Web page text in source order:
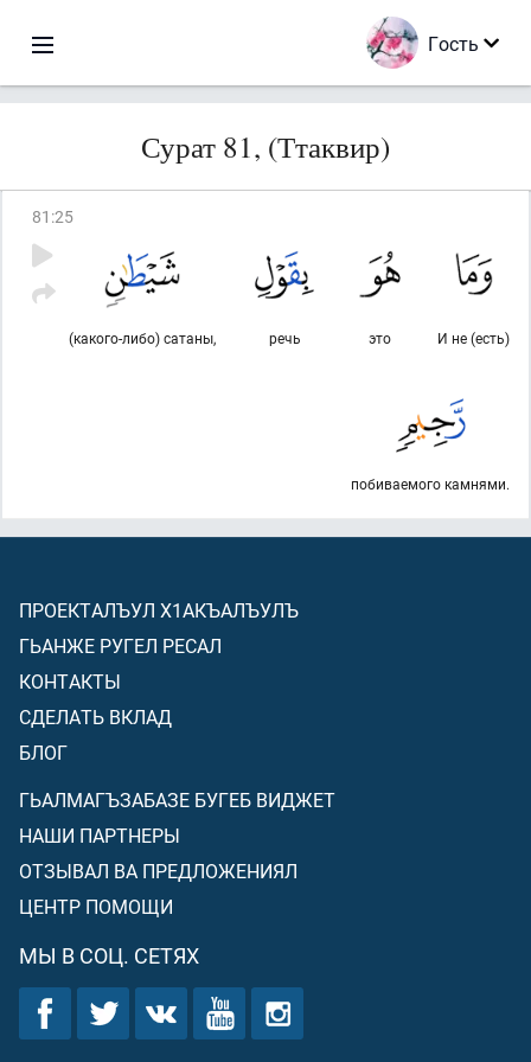
Гость
Сурат 81, (Ттаквир)
81 :25
И не (есть)
это
речь
(какого-либо) сатаны,
побиваемого камнями.
ПРОЕКТАЛЪУЛ Х1АКЪАЛЪУЛЪ
ГЬАНЖЕ РУГЕЛ РЕСАЛ
КОНТАКТЫ
СДЕЛАТЬ ВКЛАД
БЛОГ
ГЬАЛМАГЪЗАБАЗЕ БУГЕБ ВИДЖЕТ
НАШИ ПАРТНЕРЫ
ОТЗЫВАЛ ВА ПРЕДЛОЖЕНИЯЛ
ЦЕНТР ПОМОЩИ
МЫ В СОЦ. СЕТЯХ